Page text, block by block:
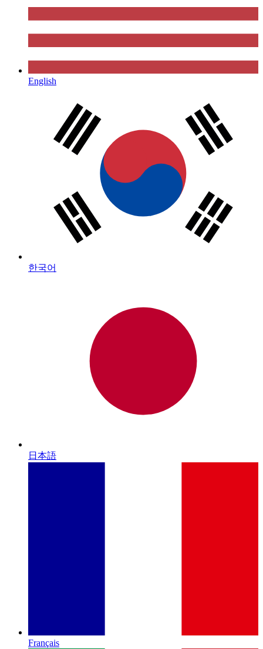
English
한국어
日本語
Français